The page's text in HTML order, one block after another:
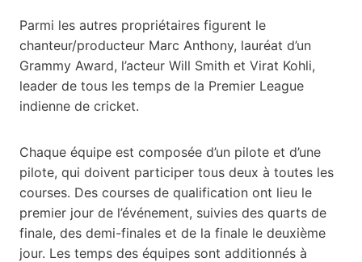
Parmi les autres propriétaires figurent le
chanteur/producteur Marc Anthony, lauréat d’un
Grammy Award, l’acteur Will Smith et Virat Kohli,
leader de tous les temps de la Premier League
indienne de cricket.
Chaque équipe est composée d’un pilote et d’une
pilote, qui doivent participer tous deux à toutes les
courses. Des courses de qualification ont lieu le
premier jour de l’événement, suivies des quarts de
finale, des demi-finales et de la finale le deuxième
jour. Les temps des équipes sont additionnés à